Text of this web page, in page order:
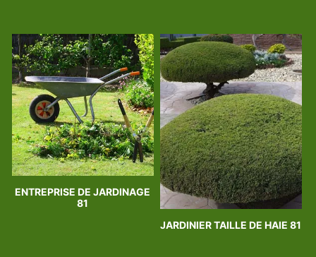
ENTREPRISE DE JARDINAGE
81
JARDINIER TAILLE DE HAIE 81